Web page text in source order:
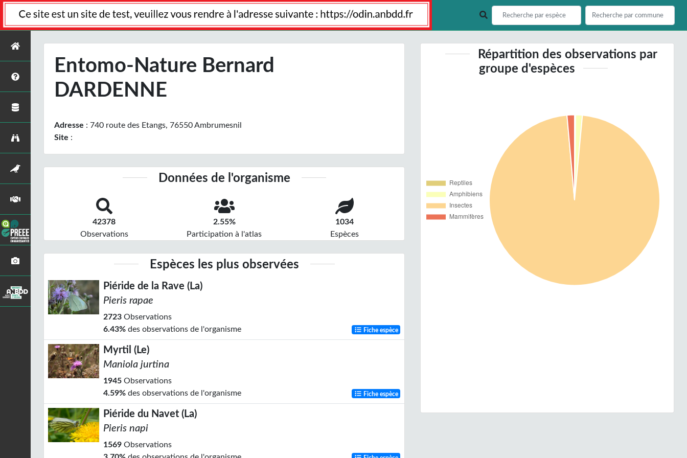
Entomo-Nature Bernard
DARDENNE
Adresse : 740 route des Etangs, 76550 Ambrumesnil
Site :
Données de l'organisme
42378
Observations
2.55%
Participation à l'atlas
1034
Espèces
Espèces les plus observées
Piéride de la Rave (La)
Pieris rapae
2723 Observations
6.43% des observations de l'organisme Fiche espèce
Myrtil (Le)
Maniola jurtina
1945 Observations
4.59% des observations de l'organisme Fiche espèce
Piéride du Navet (La)
Pieris napi
1569 Observations
Répartition des observations par
groupe d'espèces